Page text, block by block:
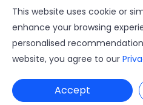
This website uses cookie or
enhance your browsing
personalised
website, you agree to our
Accept